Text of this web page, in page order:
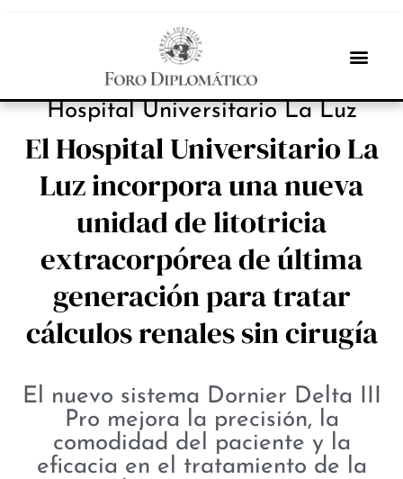
INBOX INTERNACIONAL
Hospital Universitario La Luz
El Hospital Universitario La
Luz incorpora una nueva
unidad de litotricia
extracorpórea de última
generación para tratar
cálculos renales sin cirugía
El nuevo sistema Dornier Delta III
Pro mejora la precisión, la
comodidad del paciente y la
eficacia en el tratamiento de la